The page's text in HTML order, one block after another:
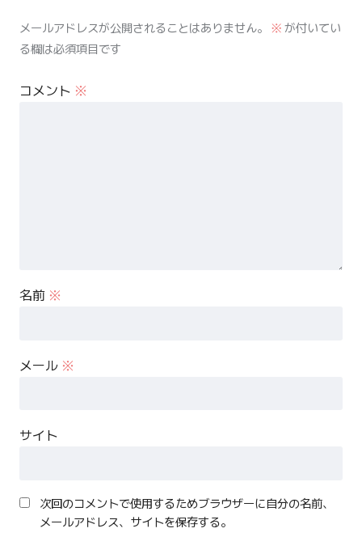
メールアドレスが公開されることはありません。 ※が付いてい
る欄は必須項目です
コメント ※
名前 ※
メール ※
サイト
次回のコメントで使用するためブラウザーに自分の名前、
メールアドレス、サイトを保存する。